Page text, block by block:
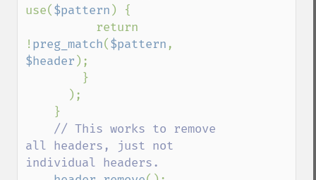
use($pattern ) {
! preg_match($pattern
$header );
// This works to remove
all headers, just not
individual headers.